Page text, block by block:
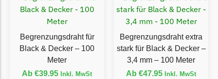
Ecovacs
Ecovacs Messer
Einhell
Einhell Messer
Begrenzungsdraht für
Black & Decker – 100
Meter
Ab €39.95 Inkl. MwSt
Begrenzungsdraht extra
stark für Black & Decker –
3,4 mm – 100 Meter
Ab €47.95 Inkl. MwSt